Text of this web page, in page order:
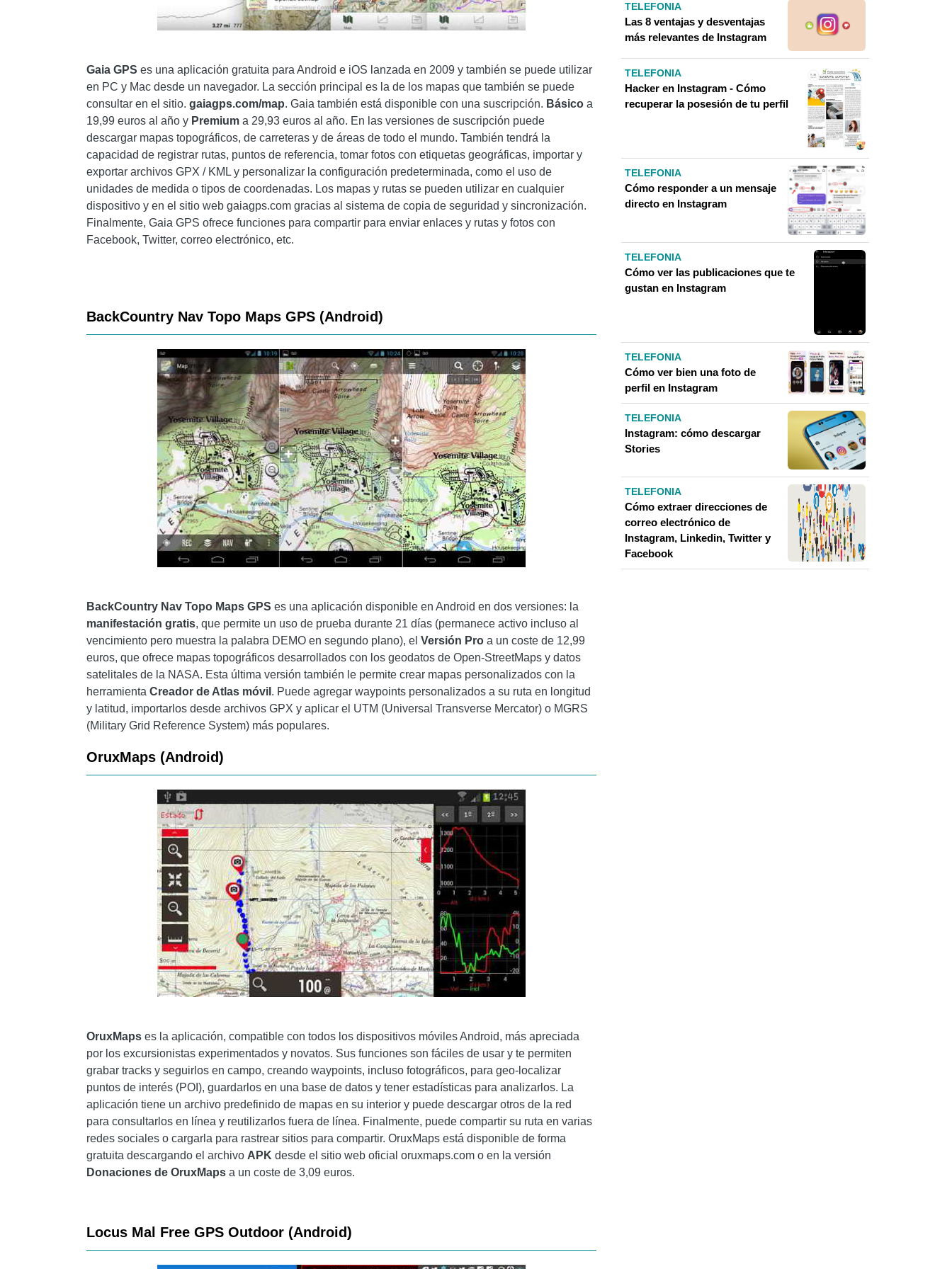
Gaia GPS es una aplicación gratuita para Android e iOS lanzada en 2009 y también se puede utilizar
en PC y Mac desde un navegador. La sección principal es la de los mapas que también se puede
consultar en el sitio. gaiagps.com/map. Gaia también está disponible con una suscripción. Básico a
19,99 euros al año y Premium a 29,93 euros al año. En las versiones de suscripción puede
descargar mapas topográficos, de carreteras y de áreas de todo el mundo. También tendrá la
capacidad de registrar rutas, puntos de referencia, tomar fotos con etiquetas geográficas, importar y
exportar archivos GPX / KML y personalizar la configuración predeterminada, como el uso de
unidades de medida o tipos de coordenadas. Los mapas y rutas se pueden utilizar en cualquier
dispositivo y en el sitio web gaiagps.com gracias al sistema de copia de seguridad y sincronización.
Finalmente, Gaia GPS ofrece funciones para compartir para enviar enlaces y rutas y fotos con
Facebook, Twitter, correo electrónico, etc.
BackCountry Nav Topo Maps GPS (Android)
BackCountry Nav Topo Maps GPS es una aplicación disponible en Android en dos versiones: la
manifestación gratis, que permite un uso de prueba durante 21 días (permanece activo incluso al
vencimiento pero muestra la palabra DEMO en segundo plano), el Versión Pro a un coste de 12,99
euros, que ofrece mapas topográficos desarrollados con los geodatos de Open-StreetMaps y datos
satelitales de la NASA. Esta última versión también le permite crear mapas personalizados con la
herramienta Creador de Atlas móvil . Puede agregar waypoints personalizados a su ruta en longitud
y latitud, importarlos desde archivos GPX y aplicar el UTM (Universal Transverse Mercator) o MGRS
(Military Grid Reference System) más populares.
OruxMaps (Android)
OruxMaps es la aplicación, compatible con todos los dispositivos móviles Android, más apreciada
por los excursionistas experimentados y novatos. Sus funciones son fáciles de usar y te permiten
grabar tracks y seguirlos en campo, creando waypoints, incluso fotográficos, para geo-localizar
puntos de interés (POI), guardarlos en una base de datos y tener estadísticas para analizarlos. La
aplicación tiene un archivo predefinido de mapas en su interior y puede descargar otros de la red
para consultarlos en línea y reutilizarlos fuera de línea. Finalmente, puede compartir su ruta en varias
redes sociales o cargarla para rastrear sitios para compartir. OruxMaps está disponible de forma
gratuita descargando el archivo APK desde el sitio web oficial oruxmaps.com o en la versión
Donaciones de OruxMaps a un coste de 3,09 euros.
Locus Mal Free GPS Outdoor (Android)
TELEFONIA
Las 8 ventajas y desventajas
más relevantes de Instagram
TELEFONIA
Hacker en Instagram - Cómo
recuperar la posesión de tu perfil
TELEFONIA
Cómo responder a un mensaje
directo en Instagram
TELEFONIA
Cómo ver las publicaciones que te
gustan en Instagram
TELEFONIA
Cómo ver bien una foto de
perfil en Instagram
TELEFONIA
Instagram: cómo descargar
Stories
TELEFONIA
Cómo extraer direcciones de
correo electrónico de
Instagram, Linkedin, Twitter y
Facebook